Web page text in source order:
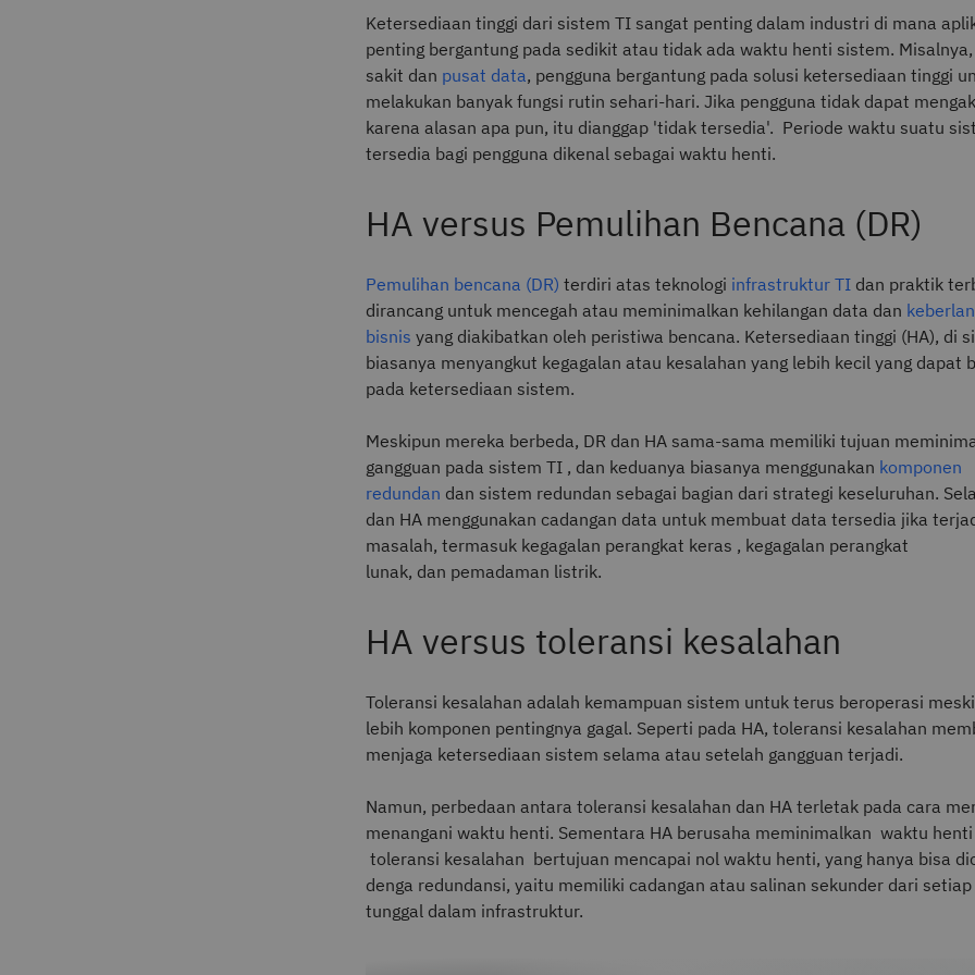
Ketersediaan tinggi dari sistem TI sangat penting dalam industri di mana
penting bergantung pada sedikit atau tidak ada waktu henti sistem.
sakit dan pusat data, pengguna bergantung pada solusi ketersediaan tinggi
melakukan banyak fungsi rutin sehari-hari. Jika pengguna tidak dapat
karena alasan apa pun, itu dianggap 'tidak tersedia'. Periode waktu suatu
tersedia bagi pengguna dikenal sebagai waktu henti.
HA versus Pemulihan Bencana (DR)
Pemulihan bencana (DR) terdiri atas teknologi infrastruktur TI dan praktik
dirancang untuk mencegah atau meminimalkan kehilangan data dan
bisnis yang diakibatkan oleh peristiwa bencana. Ketersediaan tinggi (HA), di
biasanya menyangkut kegagalan atau kesalahan yang lebih kecil yang dapat
pada ketersediaan sistem.
Meskipun mereka berbeda, DR dan HA sama-sama memiliki tujuan
gangguan pada sistem TI , dan keduanya biasanya menggunakan komponen
redundan dan sistem redundan sebagai bagian dari strategi keseluruhan.
dan HA menggunakan cadangan data untuk membuat data tersedia jika
masalah, termasuk kegagalan perangkat keras , kegagalan perangkat
lunak, dan pemadaman listrik.
HA versus toleransi kesalahan
Toleransi kesalahan adalah kemampuan sistem untuk terus beroperasi
lebih komponen pentingnya gagal. Seperti pada HA, toleransi kesalahan
menjaga ketersediaan sistem selama atau setelah gangguan terjadi.
Namun, perbedaan antara toleransi kesalahan dan HA terletak pada cara
menangani waktu henti. Sementara HA berusaha meminimalkan waktu henti
toleransi kesalahan bertujuan mencapai nol waktu henti, yang hanya bisa
denga redundansi, yaitu memiliki cadangan atau salinan sekunder dari
tunggal dalam infrastruktur.